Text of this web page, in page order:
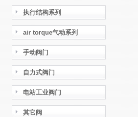
执行结构系列
air torque气动系列
手动阀门
自力式阀门
电站工业阀门
其它阀